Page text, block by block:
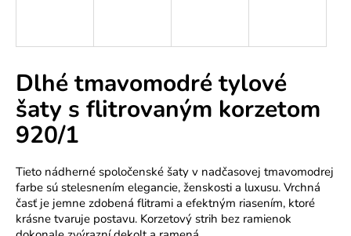
Dlhé tmavomodré tylové
šaty s flitrovaným korzetom
920/1
Tieto nádherné spoločenské šaty v nadčasovej tmavomodrej
farbe sú stelesnením elegancie, ženskosti a luxusu. Vrchná
časť je jemne zdobená flitrami a efektným riasením, ktoré
krásne tvaruje postavu. Korzetový strih bez ramienok
O
d
p
o
r
ú
č
a